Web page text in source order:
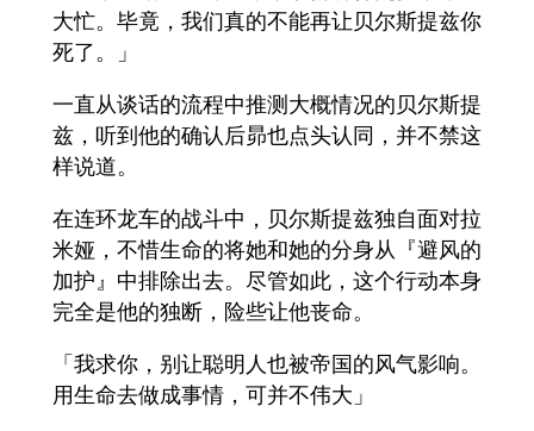
大忙。毕竟，我们真的不能再让贝尔斯提兹你
死了。」
一直从谈话的流程中推测大概情况的贝尔斯提
兹，听到他的确认后昴也点头认同，并不禁这
样说道。
在连环龙车的战斗中，贝尔斯提兹独自面对拉
米娅，不惜生命的将她和她的分身从『避风的
加护』中排除出去。尽管如此，这个行动本身
完全是他的独断，险些让他丧命。
「我求你，别让聪明人也被帝国的风气影响。
用生命去做成事情，可并不伟大」